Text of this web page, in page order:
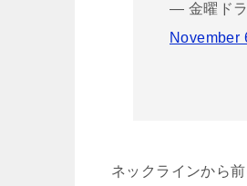
— 金曜ド
November
ネックラインから